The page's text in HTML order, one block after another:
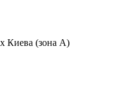
Киева (зона А)